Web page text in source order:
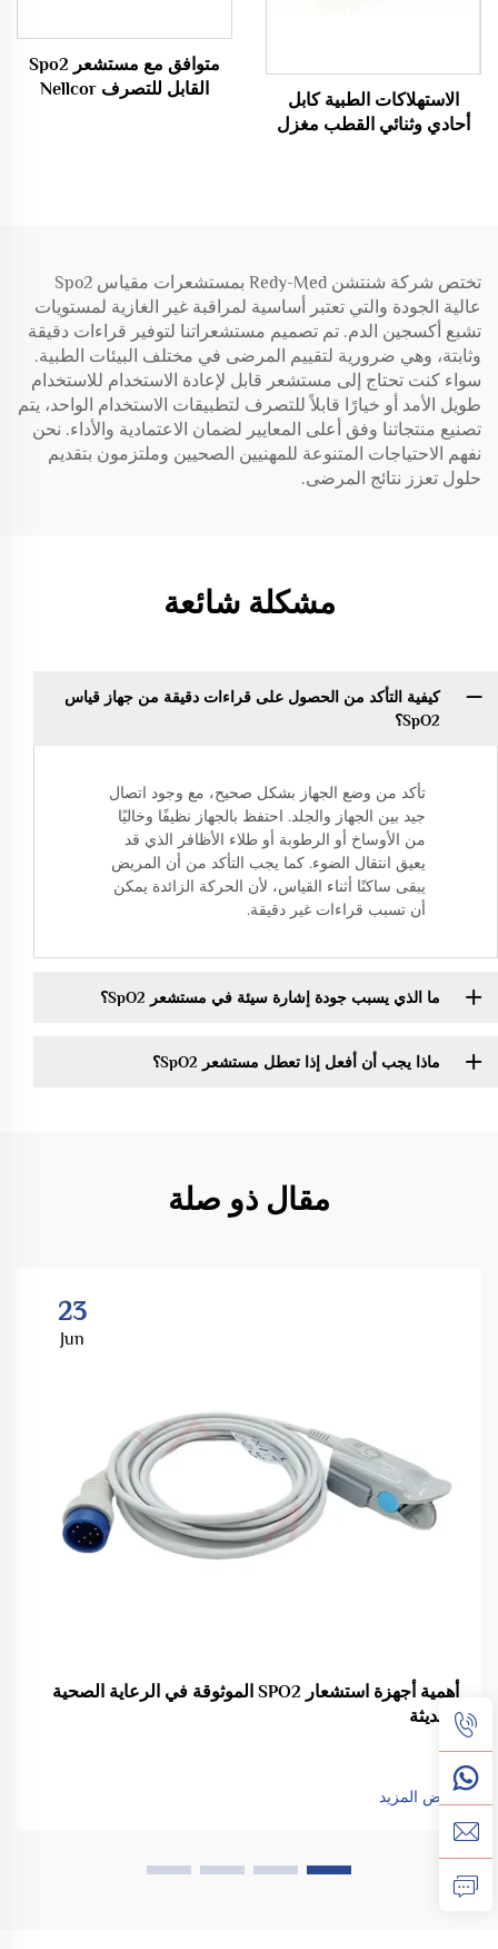
الاستهلاكات الطبية كابل
أحادي وثنائي القطب مغزل
متوافق مع مستشعر Spo2
القابل للتصرف Nellcor
تختص شركة شنتشن Redy-Med بمستشعرات مقياس Spo2
عالية الجودة والتي تعتبر أساسية لمراقبة غير الغازية لمستويات
تشبع أكسجين الدم. تم تصميم مستشعراتنا لتوفير قراءات دقيقة
وثابتة، وهي ضرورية لتقييم المرضى في مختلف البيئات الطبية.
سواء كنت تحتاج إلى مستشعر قابل لإعادة الاستخدام للاستخدام
طويل الأمد أو خيارًا قابلاً للتصرف لتطبيقات الاستخدام الواحد، يتم
تصنيع منتجاتنا وفق أعلى المعايير لضمان الاعتمادية والأداء. نحن
نفهم الاحتياجات المتنوعة للمهنيين الصحيين وملتزمون بتقديم
حلول تعزز نتائج المرضى.
مشكلة شائعة
كيفية التأكد من الحصول على قراءات دقيقة من جهاز قياس
SpO2؟
تأكد من وضع الجهاز بشكل صحيح، مع وجود اتصال
جيد بين الجهاز والجلد. احتفظ بالجهاز نظيفًا وخاليًا
من الأوساخ أو الرطوبة أو طلاء الأظافر الذي قد
يعيق انتقال الضوء. كما يجب التأكد من أن المريض
يبقى ساكنًا أثناء القياس، لأن الحركة الزائدة يمكن
أن تسبب قراءات غير دقيقة.
ما الذي يسبب جودة إشارة سيئة في مستشعر SpO2؟
ماذا يجب أن أفعل إذا تعطل مستشعر SpO2؟
مقال ذو صلة
23
Jun
أهمية أجهزة استشعار SPO2 الموثوقة في الرعاية الصحية
الحديثة
عرض المزيد